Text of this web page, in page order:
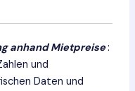
anhand Mietpreise:
und
Daten und